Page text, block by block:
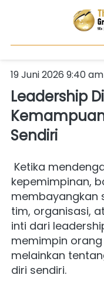
19 Juni 2026 9:40 am
Leadership
Sendiri
Ketika
kepemimpinan,
membayangkan
tim, organisasi,
inti dari
memimpin
melainkan
diri sendiri.